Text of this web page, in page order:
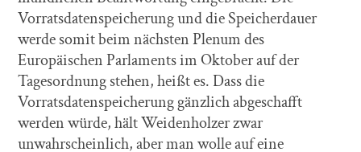
Vorratsdatenspeicherung und die Speicherdauer
werde somit beim nächsten Plenum des
Europäischen Parlaments im Oktober auf der
Tagesordnung stehen, heißt es. Dass die
Vorratsdatenspeicherung gänzlich abgeschafft
werden würde, hält Weidenholzer zwar
unwahrscheinlich, aber man wolle auf eine